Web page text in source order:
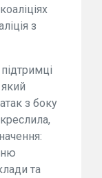
з
з боку
та